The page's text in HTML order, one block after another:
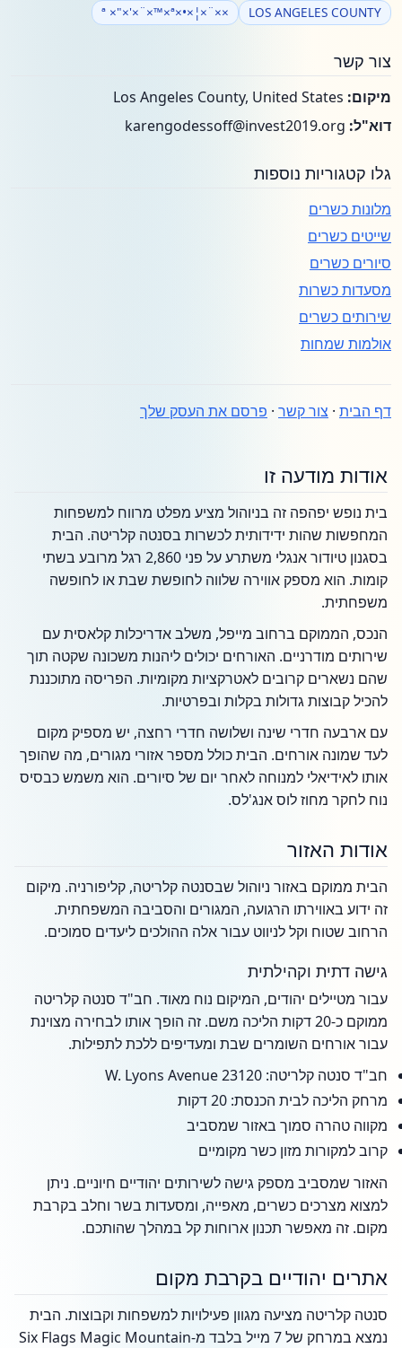
LOS ANGELES COUNTY
××¨×¦×•×ª ×"×'×¨×™×ª
צור קשר
מיקום:
דוא"ל: karengodessoff@invest2019.org
גלו קטגוריות נוספות
מלונות כשרים
שייטים כשרים
סיורים כשרים
מסעדות כשרות
שירותים כשרים
אולמות שמחות
דף הבית · צור קשר · פרסם את העסק שלך
אודות מודעה זו
בית נופש יפהפה זה בניוהול מציע מפלט מרווח למשפחות
המחפשות שהות ידידותית לכשרות בסנטה קלריטה. הבית
בסגנון טיודור אנגלי משתרע על פני 2,860 רגל מרובע בשתי
קומות. הוא מספק אווירה שלווה לחופשת שבת או לחופשה
משפחתית.
הנכס, הממוקם ברחוב מייפל, משלב אדריכלות קלאסית עם
שירותים מודרניים. האורחים יכולים ליהנות משכונה שקטה תוך
שהם נשארים קרובים לאטרקציות מקומיות. הפריסה מתוכננת
להכיל קבוצות גדולות בקלות ובפרטיות.
עם ארבעה חדרי שינה ושלושה חדרי רחצה, יש מספיק מקום
לעד שמונה אורחים. הבית כולל מספר אזורי מגורים, מה שהופך
אותו לאידיאלי למנוחה לאחר יום של סיורים. הוא משמש כבסיס
נוח לחקר מחוז לוס אנג'לס.
אודות האזור
הבית ממוקם באזור ניוהול שבסנטה קלריטה, קליפורניה. מיקום
זה ידוע באווירתו הרגועה, המגורים והסביבה המשפחתית.
הרחוב שטוח וקל לניווט עבור אלה ההולכים ליעדים סמוכים.
גישה דתית וקהילתית
עבור מטיילים יהודים, המיקום נוח מאוד. חב"ד סנטה קלריטה
ממוקם כ-20 דקות הליכה משם. זה הופך אותו לבחירה מצוינת
עבור אורחים השומרים שבת ומעדיפים ללכת לתפילות.
חב"ד סנטה קלריטה: 23120 W. Lyons Avenue
מרחק הליכה לבית הכנסת: 20 דקות
מקווה טהרה סמוך באזור שמסביב
קרוב למקורות מזון כשר מקומיים
האזור שמסביב מספק גישה לשירותים יהודיים חיוניים. ניתן
למצוא מצרכים כשרים, מאפייה, ומסעדות בשר וחלב בקרבת
מקום. זה מאפשר תכנון ארוחות קל במהלך שהותכם.
אתרים יהודיים בקרבת מקום
סנטה קלריטה מציעה מגוון פעילויות למשפחות וקבוצות. הבית
נמצא במרחק של 7 מייל בלבד מ-Six Flags Magic Mountain